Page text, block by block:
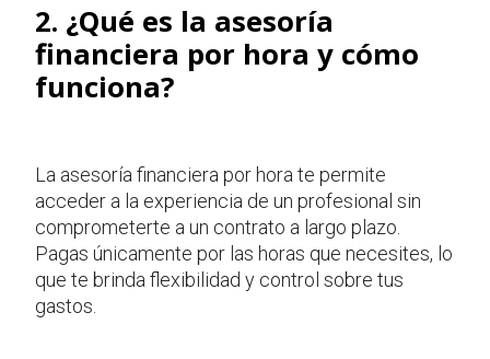
2. ¿Qué es la asesoría
financiera por hora y cómo
funciona?
La asesoría financiera por hora te permite
acceder a la experiencia de un profesional sin
comprometerte a un contrato a largo plazo.
Pagas únicamente por las horas que necesites, lo
que te brinda flexibilidad y control sobre tus
gastos.